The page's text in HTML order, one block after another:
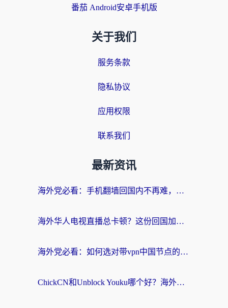
番茄 Android安卓手机版
关于我们
服务条款
隐私协议
应用权限
联系我们
最新资讯
海外党必看：手机翻墙回国内不再难，一篇搞定无缝访问国内资源指南
海外华人电视直播总卡顿？这份回国加速器选择指南帮你无缝看国内资源
海外党必看：如何选对带vpn中国节点的加速器？无缝访问国内资源全攻略
ChickCN和Unblock Youku哪个好？海外党亲测4款热门回国加速器，附避坑指南